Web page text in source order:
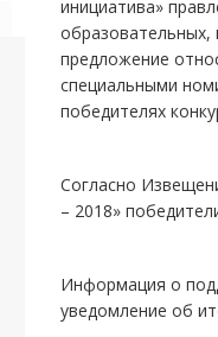
инициатива»
образовательных,
предложение
специальными
победителях
Согласно
– 2018»
Информация о
уведомление об